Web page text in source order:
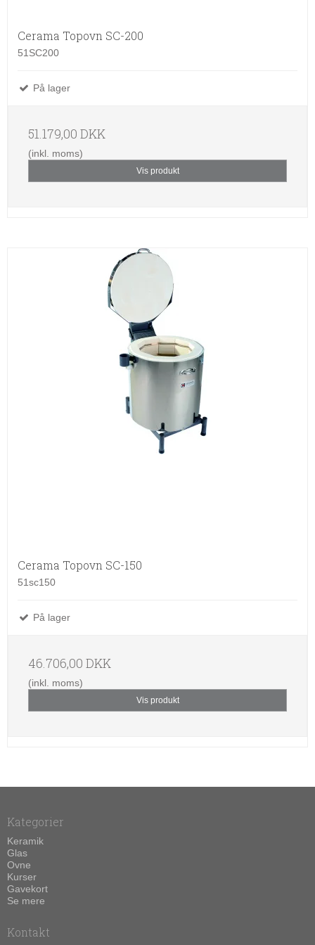
Cerama Topovn SC-200
51SC200
På lager
51.179,00 DKK
(inkl. moms)
Vis produkt
Cerama Topovn SC-150
51sc150
På lager
46.706,00 DKK
(inkl. moms)
Vis produkt
Kategorier
Keramik
Glas
Ovne
Kurser
Gavekort
Se mere
Kontakt